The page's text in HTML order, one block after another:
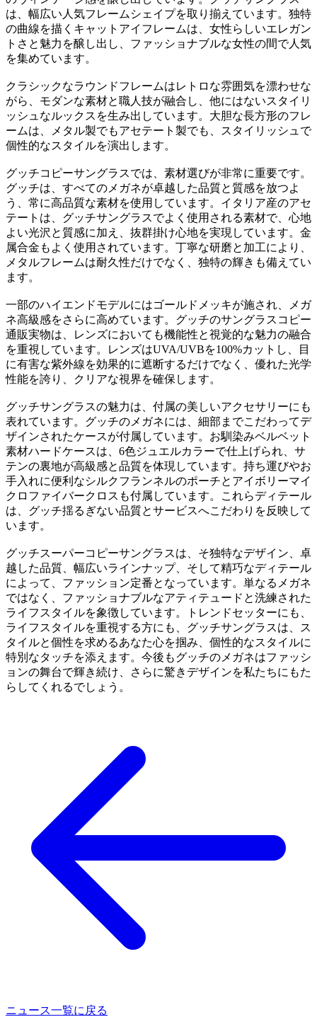
は、幅広い人気フレームシェイプを取り揃えています。独特
の曲線を描くキャットアイフレームは、女性らしいエレガン
トさと魅力を醸し出し、ファッショナブルな女性の間で人気
を集めています。
クラシックなラウンドフレームはレトロな雰囲気を漂わせな
がら、モダンな素材と職人技が融合し、他にはないスタイリ
ッシュなルックスを生み出しています。大胆な長方形のフレ
ームは、メタル製でもアセテート製でも、スタイリッシュで
個性的なスタイルを演出します。
グッチコピーサングラスでは、素材選びが非常に重要です。
グッチは、すべてのメガネが卓越した品質と質感を放つよ
う、常に高品質な素材を使用しています。イタリア産のアセ
テートは、グッチサングラスでよく使用される素材で、心地
よい光沢と質感に加え、抜群掛け心地を実現しています。金
属合金もよく使用されています。丁寧な研磨と加工により、
メタルフレームは耐久性だけでなく、独特の輝きも備えてい
ます。
一部のハイエンドモデルにはゴールドメッキが施され、メガ
ネ高級感をさらに高めています。グッチのサングラスコピー
通販実物は、レンズにおいても機能性と視覚的な魅力の融合
を重視しています。レンズはUVA/UVBを100%カットし、目
に有害な紫外線を効果的に遮断するだけでなく、優れた光学
性能を誇り、クリアな視界を確保します。
グッチサングラスの魅力は、付属の美しいアクセサリーにも
表れています。グッチのメガネには、細部までこだわってデ
ザインされたケースが付属しています。お馴染みベルベット
素材ハードケースは、6色ジュエルカラーで仕上げられ、サ
テンの裏地が高級感と品質を体現しています。持ち運びやお
手入れに便利なシルクフランネルのポーチとアイボリーマイ
クロファイバークロスも付属しています。これらディテール
は、グッチ揺るぎない品質とサービスへこだわりを反映して
います。
グッチスーパーコピーサングラスは、そ独特なデザイン、卓
越した品質、幅広いラインナップ、そして精巧なディテール
によって、ファッション定番となっています。単なるメガネ
ではなく、ファッショナブルなアティテュードと洗練された
ライフスタイルを象徴しています。トレンドセッターにも、
ライフスタイルを重視する方にも、グッチサングラスは、ス
タイルと個性を求めるあなた心を掴み、個性的なスタイルに
特別なタッチを添えます。今後もグッチのメガネはファッシ
ョンの舞台で輝き続け、さらに驚きデザインを私たちにもた
らしてくれるでしょう。
ニュース一覧に戻る